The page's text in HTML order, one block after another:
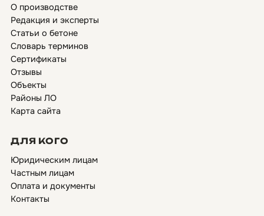
О производстве
Редакция и эксперты
Статьи о бетоне
Словарь терминов
Сертификаты
Отзывы
Объекты
Районы ЛО
Карта сайта
ДЛЯ КОГО
Юридическим лицам
Частным лицам
Оплата и документы
Контакты